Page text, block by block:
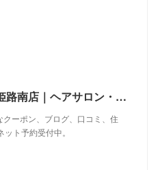
美容室 NYNY Mothers 姫路南店｜ヘアサロン・美容院｜ニューヨークニューヨーク
ーポン、ブログ、口コミ、住
ト予約受付中。